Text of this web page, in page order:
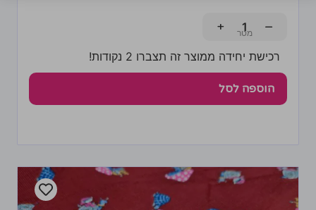
−
+
רכישת יחידה ממוצר זה תצברו 2 נקודות!
הוספה לסל